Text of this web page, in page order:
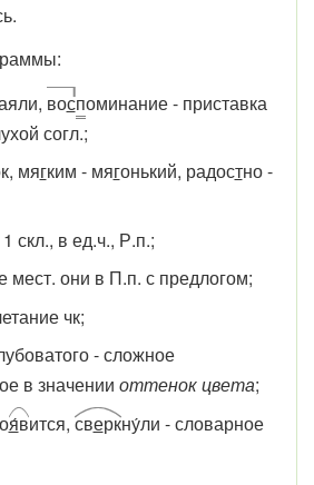
воспоминание - приставка
согл.;
мягким - мягонький, радостно -
скл., в ед.ч., Р.п.;
мест. они в П.п. с предлогом;
чк;
- сложное
в значении оттенок цвета;
я́вится, сверкну́ли - словарное